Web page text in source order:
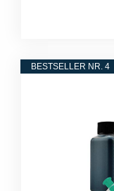
BESTSELLER NR. 4